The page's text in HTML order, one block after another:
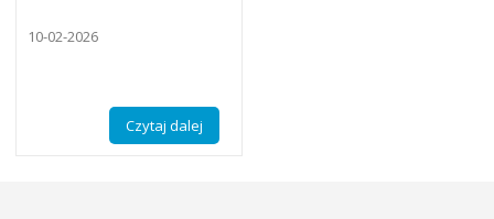
10-02-2026
Czytaj dalej